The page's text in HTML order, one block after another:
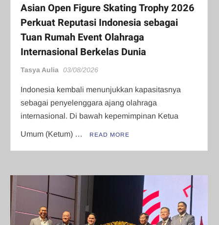
Asian Open Figure Skating Trophy 2026
Perkuat Reputasi Indonesia sebagai
Tuan Rumah Event Olahraga
Internasional Berkelas Dunia
Tasya Aulia 03/08/2026
Indonesia kembali menunjukkan kapasitasnya
sebagai penyelenggara ajang olahraga
internasional. Di bawah kepemimpinan Ketua
Umum (Ketum) … READ MORE